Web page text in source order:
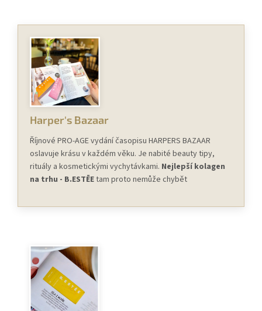
Harper's Bazaar
Říjnové PRO-AGE vydání časopisu HARPERS BAZAAR
oslavuje krásu v každém věku. Je nabité beauty tipy,
rituály a kosmetickými vychytávkami. Nejlepší kolagen
na trhu - B.ESTĒEtam proto nemůže chybět